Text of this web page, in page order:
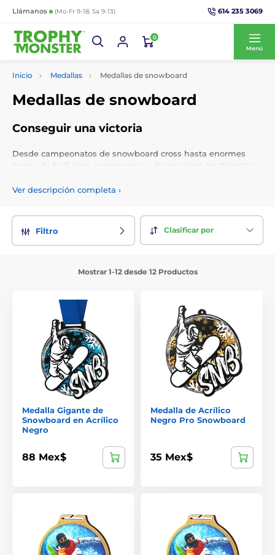
Llámanos (Mo-Fr 9-18, Sa 9-13) 614 235 3069
0
Menú
Inicio Medallas Medallas de snowboard
Medallas de snowboard
Conseguir una victoria
Desde campeonatos de snowboard cross hasta enormes
trucos de half-pipe, recompensa a los mejores practicantes
su propia cinta, agregue una inserción de logotipo gratuita y
Ver descripción completa ›
Filtro Clasificar por
Mostrar 1-12 desde 12 Productos
Medalla Gigante de
Snowboard en Acrílico
Negro
88 Mex$
Medalla de Acrílico
Negro Pro Snowboard
35 Mex$